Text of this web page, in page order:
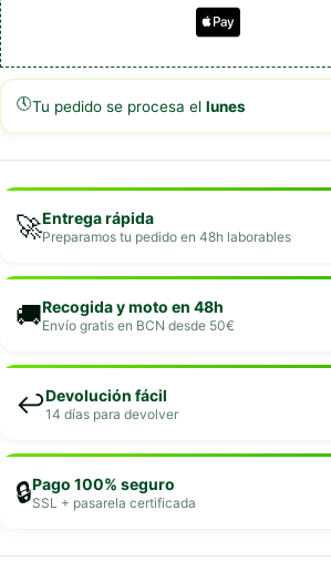
🕔Tu pedido se procesa el lunes
🚀Entrega rápida
Preparamos tu pedido en 48h laborables
🚚Recogida y moto en 48h
Envío gratis en BCN desde 50€
↩️Devolución fácil
14 días para devolver
🔒Pago 100% seguro
SSL + pasarela certificada